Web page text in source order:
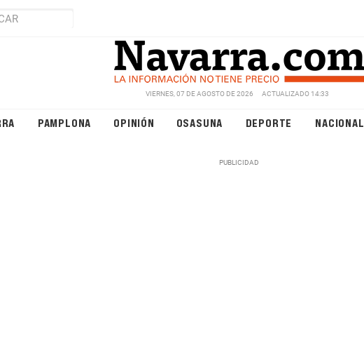
VIERNES, 07 DE AGOSTO DE 2026 ACTUALIZADO 14:33
PAMPLONA OPINIÓN OSASUNA DEPORTE NACIONAL